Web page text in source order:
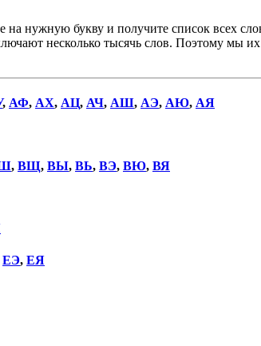
нужную букву и получите список всех
несколько тысячь слов. Поэтому мы
, АФ, АХ, АЦ, АЧ, АШ, АЭ, АЮ, АЯ
, ВЩ, ВЫ, ВЬ, ВЭ, ВЮ, ВЯ
ЕЭ, ЕЯ